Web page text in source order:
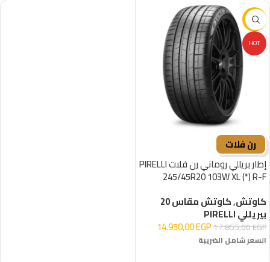
-16%
HOT
رن فلات
إطار بريللي روماني رن فلات PIRELLI
245/45R20 103W XL (*) R-F
كاوتش,كاوتش مقاس 20
بيريللي PIRELLI
17.855,00EGP
14.950,00EGP
السعر شامل الضريبة